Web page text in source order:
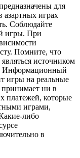
для
азартных играх
Соблюдайте
игры. При
Помните, что
источником
Информационный
игры на реальные
принимает ни в
платежей, которые
играми,
либо
в